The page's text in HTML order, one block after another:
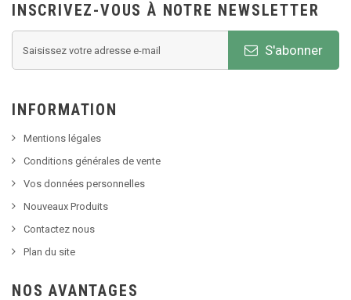
INSCRIVEZ-VOUS À NOTRE NEWSLETTER
S'abonner
INFORMATION
Mentions légales
Conditions générales de vente
Vos données personnelles
Nouveaux Produits
Contactez nous
Plan du site
NOS AVANTAGES